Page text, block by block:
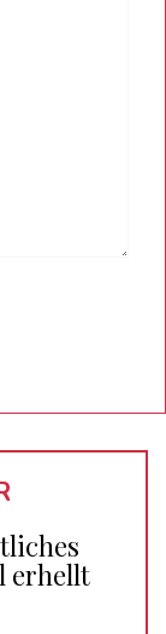
erhellt